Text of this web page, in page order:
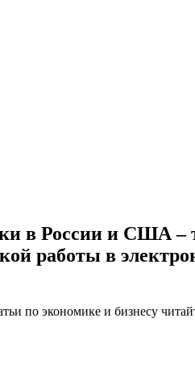
в России и США –
работы в